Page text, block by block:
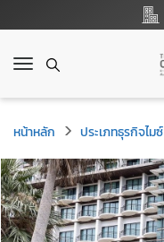
T
g
g
l
e
n
a
v
i
หน้าหลัก ประเภทธุรกิจไมซ์